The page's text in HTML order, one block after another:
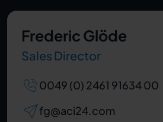
Frederic Glöde
Sales Director
0049 (0) 2461 91634 00
fg@aci24.com